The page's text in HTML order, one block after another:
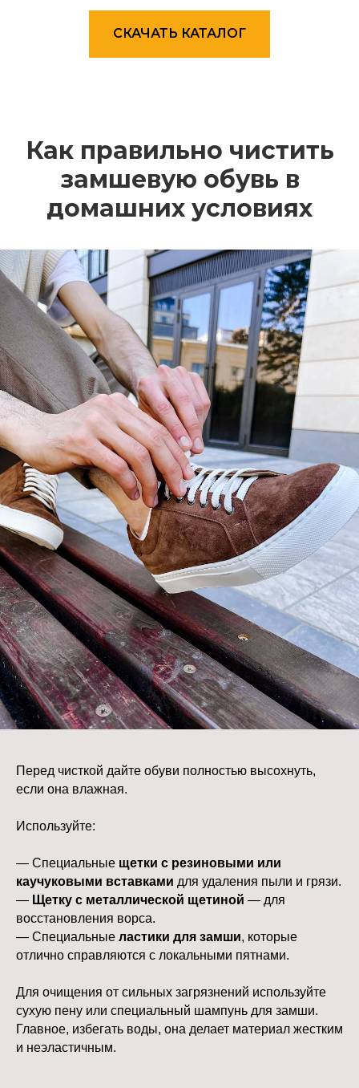
СКАЧАТЬ КАТАЛОГ
Как правильно чистить
замшевую обувь в
домашних условиях
Перед чисткой дайте обуви полностью высохнуть,
если она влажная.
Используйте:
— Специальные щетки с резиновыми или
каучуковыми вставками для удаления пыли и грязи.
— Щетку с металлической щетиной — для
восстановления ворса.
— Специальные ластики для замши, которые
отлично справляются с локальными пятнами.
Для очищения от сильных загрязнений используйте
сухую пену или специальный шампунь для замши.
Главное, избегать воды, она делает материал жестким
и неэластичным.
В арсенале ухода за замшей обязательно
должны быть:
— Защитный спрей. Он образует
водоотталкивающую пленку и защищает
от грязи и соли.
— Щетки. Идеально иметь набор с
несколькими типами щетины.
— Ластик для замши. Помогает
избавиться от следов и разводов.
— Пена для глубокой чистки. Удаляет
— Специальная краска-аэрозоль.
Обновляет цвет и скрывает потертости.
7 дней или после влажной погоды.